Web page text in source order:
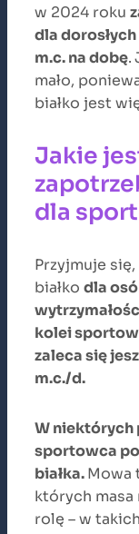
w 2024 roku
dla
m.c. na dobę.
mało,
białko jest
Jakie
dla
Przyjmuje
białko dla
kolei
zaleca się
m.c./d.
W niektórych
sportowca
białka.Mowa
których
rolę – w